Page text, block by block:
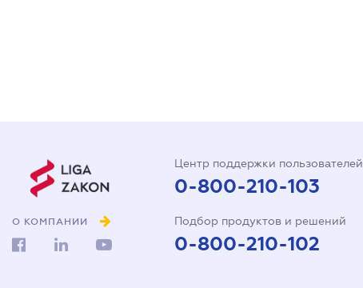
О КОМПАНИИ
Центр поддержки пользователей
0-800-210-103
Подбор продуктов и решений
0-800-210-102